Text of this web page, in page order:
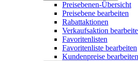
Preisebenen-Übersicht
Preisebene bearbeiten
Rabattaktionen
Verkaufsaktion
Favoritenlisten
Favoritenliste bearbeiten
Kundenpreise bearbeiten